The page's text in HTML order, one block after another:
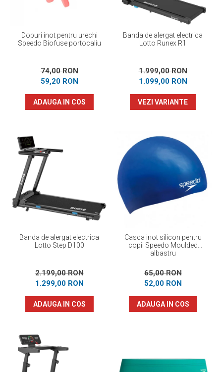
Dopuri inot pentru urechi
Speedo Biofuse portocaliu
74,00 RON
59,20 RON
ADAUGA IN COS
Banda de alergat electrica
Lotto Runex R1
1.999,00 RON
1.099,00 RON
VEZI VARIANTE
Banda de alergat electrica
Lotto Step D100
2.199,00 RON
1.299,00 RON
ADAUGA IN COS
Casca inot silicon pentru
copii Speedo Moulded
albastru
65,00 RON
52,00 RON
ADAUGA IN COS